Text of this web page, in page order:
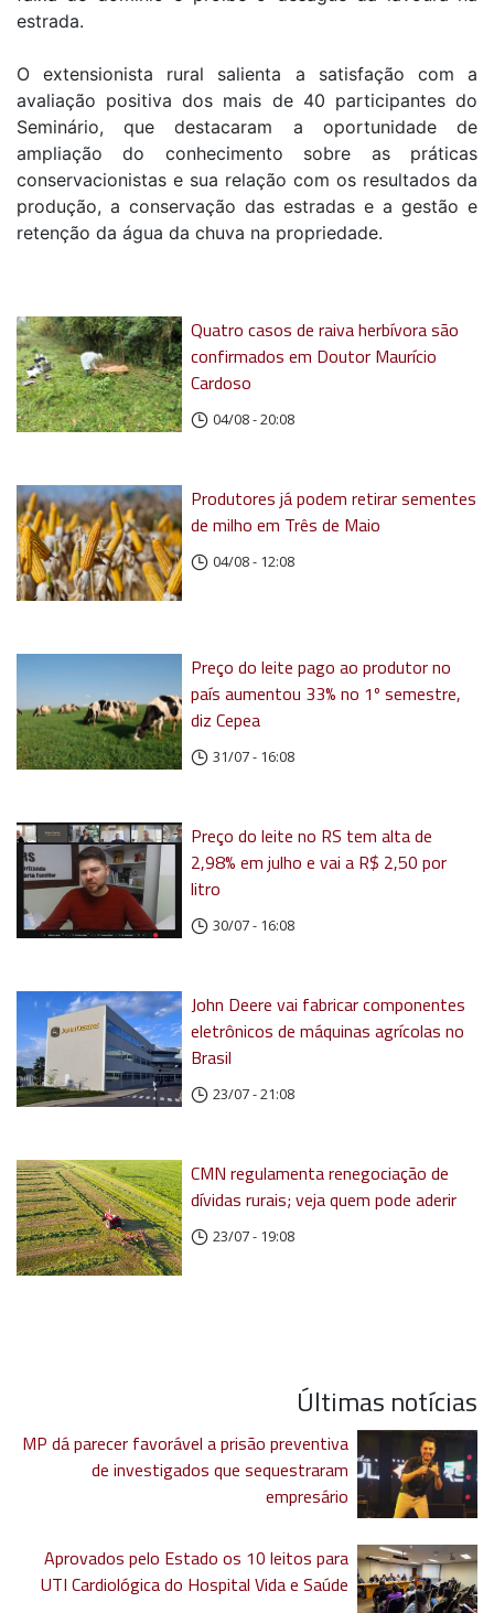
estrada.
O extensionista rural salienta a satisfação com a
avaliação positiva dos mais de 40 participantes do
Seminário, que destacaram a oportunidade de
ampliação do conhecimento sobre as práticas
conservacionistas e sua relação com os resultados da
produção, a conservação das estradas e a gestão e
retenção da água da chuva na propriedade.
Quatro casos de raiva herbívora são
confirmados em Doutor Maurício
Cardoso
04/08 - 20:08
Produtores já podem retirar sementes
de milho em Três de Maio
04/08 - 12:08
Preço do leite pago ao produtor no
país aumentou 33% no 1º semestre,
diz Cepea
31/07 - 16:08
Preço do leite no RS tem alta de
2,98% em julho e vai a R$ 2,50 por
litro
30/07 - 16:08
John Deere vai fabricar componentes
eletrônicos de máquinas agrícolas no
Brasil
23/07 - 21:08
CMN regulamenta renegociação de
dívidas rurais; veja quem pode aderir
23/07 - 19:08
Últimas notícias
MP dá parecer favorável a prisão preventiva
de investigados que sequestraram
empresário
Aprovados pelo Estado os 10 leitos para
UTI Cardiológica do Hospital Vida e Saúde